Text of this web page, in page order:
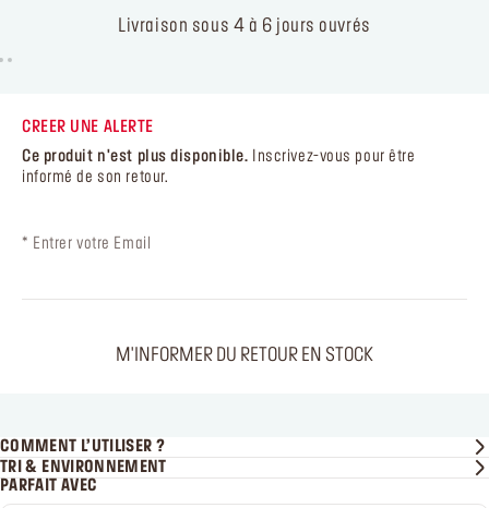
Livraison sous 4 à 6 jours ouvrés
CREER UNE ALERTE
Ce produit n'est plus disponible. Inscrivez-vous pour être
informé de son retour.
* Entrer votre Email
M'INFORMER DU RETOUR EN STOCK
COMMENT L’UTILISER ?
TRI & ENVIRONNEMENT
PARFAIT AVEC